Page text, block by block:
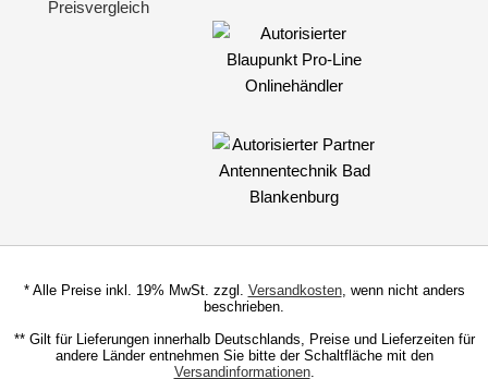
* Alle Preise inkl. 19% MwSt. zzgl. Versandkosten, wenn nicht anders
beschrieben.
** Gilt für Lieferungen innerhalb Deutschlands, Preise und Lieferzeiten für
andere Länder entnehmen Sie bitte der Schaltfläche mit den
Versandinformationen.